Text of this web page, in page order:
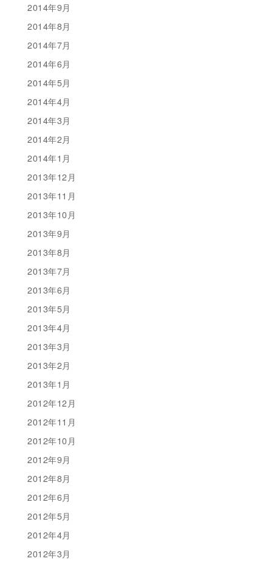
2014年9月
2014年8月
2014年7月
2014年6月
2014年5月
2014年4月
2014年3月
2014年2月
2014年1月
2013年12月
2013年11月
2013年10月
2013年9月
2013年8月
2013年7月
2013年6月
2013年5月
2013年4月
2013年3月
2013年2月
2013年1月
2012年12月
2012年11月
2012年10月
2012年9月
2012年8月
2012年6月
2012年5月
2012年4月
2012年3月